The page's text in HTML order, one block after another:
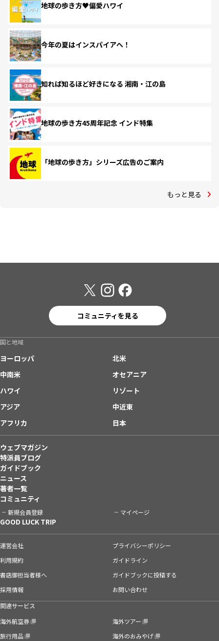
地球の歩き方♥偏愛ハワイ
今年の夏はインスパイアへ！
知れば知るほど好きになる 湘南・江の島
地球の歩き方45周年記念 インド特集
「地球の歩き方」シリーズ広告のご案内
もっと見る
コミュニティを見る
国と地域
ヨーロッパ
北米
中南米
オセアニア
ハワイ
リゾート
アジア
中近東
アフリカ
日本
ウェブマガジン
特派員ブログ
ガイドブック
ニュース
著者一覧
コミュニティ
新規会員登録 マイページ
GOOD LUCK TRIP
運営会社
プライバシーポリシー
利用規約
ガイドライン
書店御担当者様へ
ガイドブックに投稿する
採用情報
お問い合わせ
関連サービス
海外航空券
海外ツアー
旅行用品
海外のおみやげ